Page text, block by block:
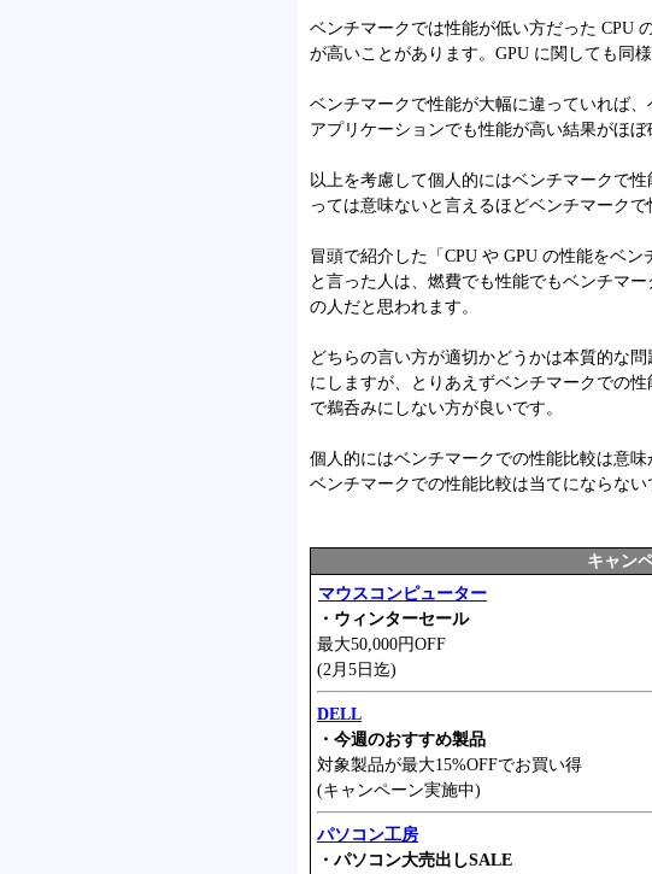
ベンチマークでは性能が低い方だった CPU
が高いことがあります。GPU に関しても同様
ベンチマークで性能が大幅に違っていれば
アプリケーションでも性能が高い結果がほぼ
以上を考慮して個人的にはベンチマークで
っては意味ないと言えるほどベンチマークで
冒頭で紹介した「CPU や GPU の性能をベ
と言った人は、燃費でも性能でもベンチマ
の人だと思われます。
どちらの言い方が適切かどうかは本質的な
にしますが、とりあえずベンチマークでの
で鵜呑みにしない方が良いです。
個人的にはベンチマークでの性能比較は意
ベンチマークでの性能比較は当てにならない
キャン
マウスコンピューター
・ウィンターセール
最大50,000円OFF
(2月5日迄)
DELL
・今週のおすすめ製品
対象製品が最大15%OFFでお買い得
(キャンペーン実施中)
パソコン工房
・パソコン大売出しSALE